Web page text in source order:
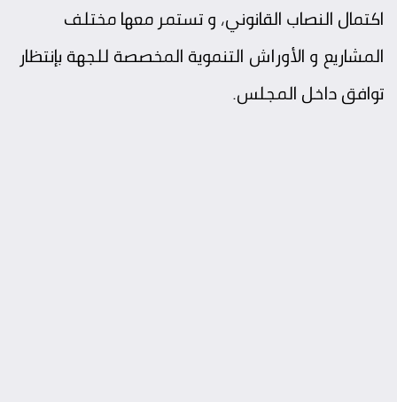
اكتمال النصاب القانوني، و تستمر معها مختلف
المشاريع و الأوراش التنموية المخصصة للجهة بإنتظار
توافق داخل المجلس.